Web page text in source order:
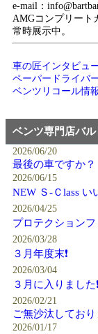
e-mail：
AMGコンプリート
常時展示中。
車の匠インタビュ
ペーパードライバ
ベンツリコール情
ベンツ専門店バ
2026/06/20
最後の車ですか？
2026/06/15
NEW Ｓ-Ｃlass い
2026/04/25
プロテクション
2026/03/28
３月年度末❗️
2026/03/04
３月に入りました❗️
2026/02/21
ご無沙汰しており
2026/01/17